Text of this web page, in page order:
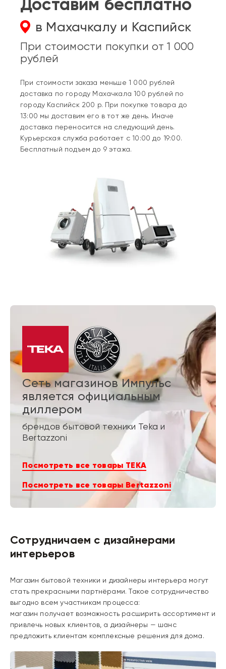
в Махачкалу и Каспийск
При стоимости покупки от 1 000
рублей
При стоимости заказа меньше 1 000 рублей
доставка по городу Махачкала 100 рублей по
городу Каспийск 200 р. При покупке товара до
13:00 мы доставим его в тот же день. Иначе
доставка переносится на следующий день.
Курьерская служба работает с 10:00 до 19:00.
Бесплатный подъем до 9 этажа.
Сеть магазинов Импульс
является официальным
диллером
брендов бытовой техники Teka и
Bertazzoni
Посмотреть все товары TEKA
Посмотреть все товары Bertazzoni
Сотрудничаем с дизайнерами
интерьеров
Магазин бытовой техники и дизайнеры интерьера могут
стать прекрасными партнёрами. Такое сотрудничество
выгодно всем участникам процесса:
магазин получает возможность расширить ассортимент и
привлечь новых клиентов, а дизайнеры — шанс
предложить клиентам комплексные решения для дома.